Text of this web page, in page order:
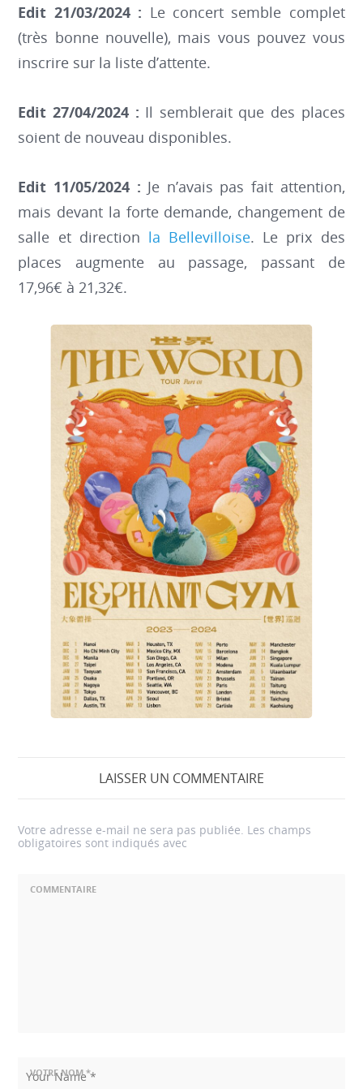
Edit 21/03/2024 : Le concert semble complet
(très bonne nouvelle), mais vous pouvez vous
inscrire sur la liste d’attente.
Edit 27/04/2024 : Il semblerait que des places
soient de nouveau disponibles.
Edit 11/05/2024 : Je n’avais pas fait attention,
mais devant la forte demande, changement de
salle et direction la Bellevilloise. Le prix des
places augmente au passage, passant de
17,96€ à 21,32€.
LAISSER UN COMMENTAIRE
Votre adresse e-mail ne sera pas publiée. Les champs
obligatoires sont indiqués avec
COMMENTAIRE
VOTRE NOM *